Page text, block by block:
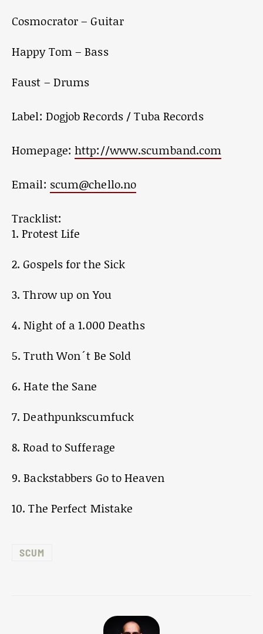
Cosmocrator – Guitar
Happy Tom – Bass
Faust – Drums
Label: Dogjob Records / Tuba Records
Homepage: http://www.scumband.com
Email: scum@chello.no
Tracklist:
1. Protest Life
2. Gospels for the Sick
3. Throw up on You
4. Night of a 1.000 Deaths
5. Truth Won´t Be Sold
6. Hate the Sane
7. Deathpunkscumfuck
8. Road to Sufferage
9. Backstabbers Go to Heaven
10. The Perfect Mistake
SCUM